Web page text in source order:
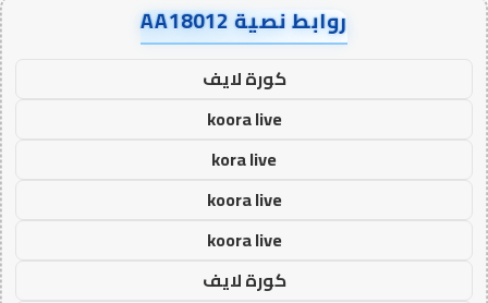
روابط نصية AA18012
كورة لايف
koora live
kora live
koora live
koora live
كورة لايف